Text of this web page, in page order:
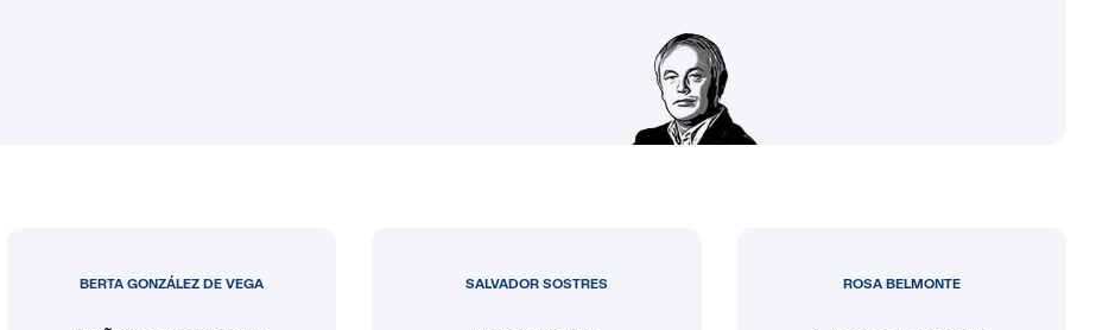
BERTA GONZÁLEZ DE VEGA SALVADOR SOSTRES ROSA BELMONTE